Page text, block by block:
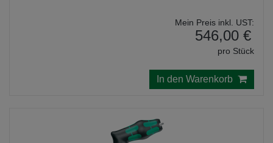
Mein Preis inkl. UST:
546,00 €
pro Stück
In den Warenkorb